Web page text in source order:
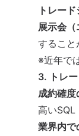
トレード
展示会（
すること
※近年で
3. トレ
成約確度
高いSQL
業界内で